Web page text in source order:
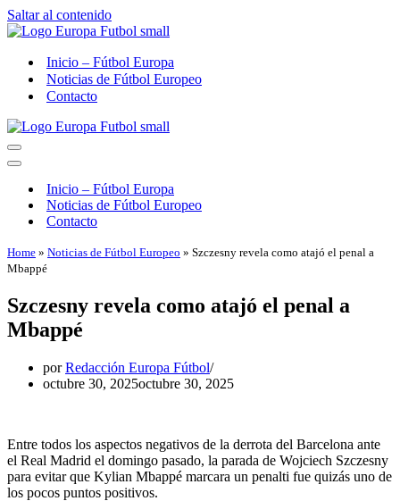
Saltar al contenido
Inicio – Fútbol Europa
Noticias de Fútbol Europeo
Contacto
Menú
de
Menú
navegaciónInicio – Fútbol Europa
Noticias de Fútbol Europeo
Contacto
Home » Noticias de Fútbol Europeo » Szczesny revela como atajó el penal a
Mbappé
Szczesny revela como atajó el penal a
Mbappé
porRedacción Europa Fútbol
octubre 30, 2025octubre 30, 2025
Entre todos los aspectos negativos de la derrota del Barcelona ante
el Real Madrid el domingo pasado, la parada de Wojciech Szczesny
para evitar que Kylian Mbappé marcara un penalti fue quizás uno de
los pocos puntos positivos.